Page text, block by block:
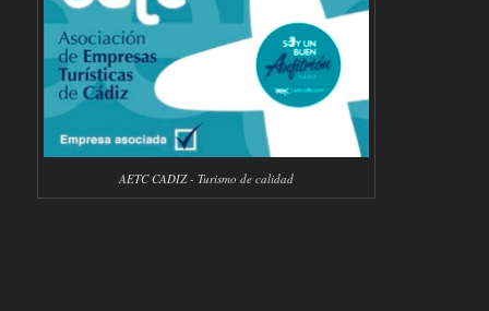
AETC CADIZ - Turismo de calidad